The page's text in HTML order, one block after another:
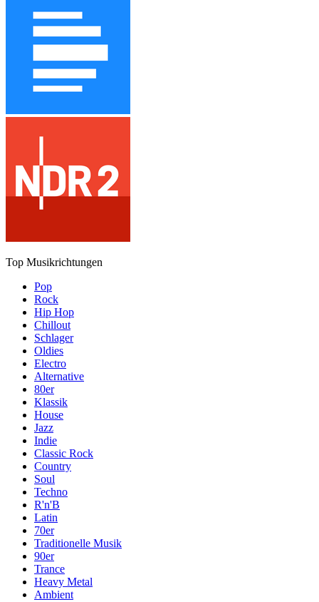
Top Musikrichtungen
Pop
Rock
Hip Hop
Chillout
Schlager
Oldies
Electro
Alternative
80er
Klassik
House
Jazz
Indie
Classic Rock
Country
Soul
Techno
R'n'B
Latin
70er
Traditionelle Musik
90er
Trance
Heavy Metal
Ambient